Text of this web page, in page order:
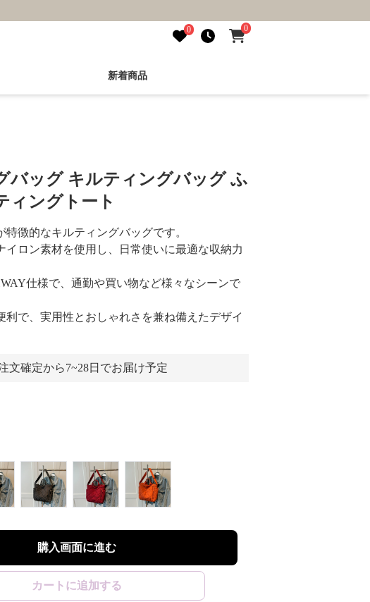
0 0
新着商品
バッグ キルティングバッグ ふ
ィングトート
特徴的なキルティングバッグです。
イロン素材を使用し、日常使いに最適な収納力
仕様で、通勤や買い物など様々なシーンで
利で、実用性とおしゃれさを兼ね備えたデザイ
文確定から7~28日でお届け予定
購入画面に進む
カートに追加する